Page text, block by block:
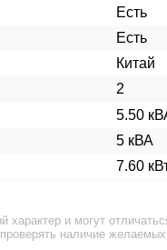
Есть
Есть
Китай
2
5.50
5 кВА
7.60
и могут
наличие